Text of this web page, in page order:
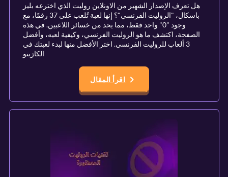
هل تعرف الإصدار الشهير من الاونلاين روليت الذي اخترعه بليز
باسكال، "الروليت الفرنسي"؟ إنها لعبة تُلعب على 37 رقمًا، مع
وجود "0" واحد فقط، مما يحد من خسائر اللاعبين. في هذه
الصفحة، اكتشف ما هو الروليت الفرنسي، وكيفية لعبه، وأفضل
3 ألعاب للروليت الفرنسي. اختر الأفضل منها لبدء لعبتك في
الكازينو
اقرأ المقال